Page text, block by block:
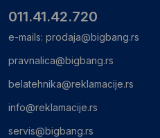
011.41.42.720
e-mails: prodaja@bigbang.rs
pravnalica@bigbang.rs
belatehnika@reklamacije.rs
info@reklamacije.rs
servis@bigbang.rs